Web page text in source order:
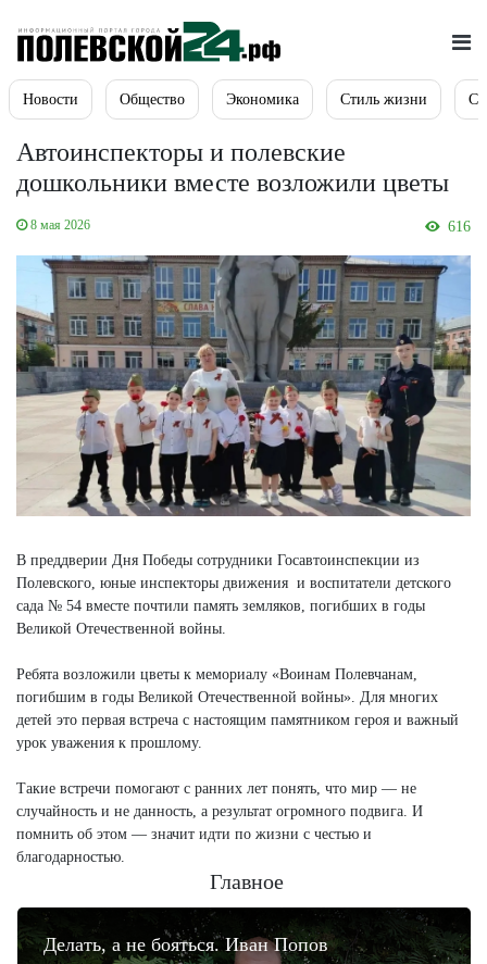
Новости Общество Экономика Стиль жизни
Автоинспекторы и полевские
дошкольники вместе возложили цветы
8 мая 2026 616
В преддверии Дня Победы сотрудники Госавтоинспекции из
Полевского, юные инспекторы движения и воспитатели детского
сада № 54 вместе почтили память земляков, погибших в годы
Великой Отечественной войны.
Ребята возложили цветы к мемориалу «Воинам Полевчанам,
погибшим в годы Великой Отечественной войны». Для многих
детей это первая встреча с настоящим памятником героя и важный
урок уважения к прошлому.
Такие встречи помогают с ранних лет понять, что мир — не
случайность и не данность, а результат огромного подвига. И
помнить об этом — значит идти по жизни с честью и
благодарностью.
Главное
Делать, а не бояться. Иван Попов